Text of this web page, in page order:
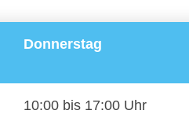
Donnerstag
10:00 bis 17:00 Uhr